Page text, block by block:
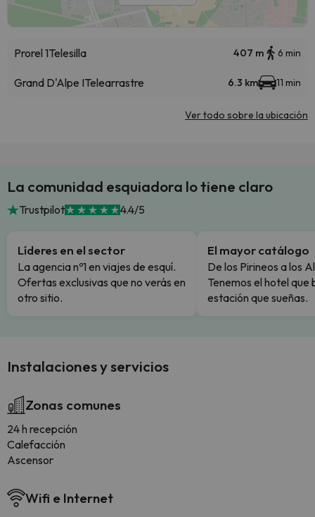
Prorel 1Telesilla 407 m 6 min
Grand D'Alpe ITelearrastre 6.3 km 11 min
Ver todo sobre la ubicación
La comunidad esquiadora lo tiene claro
Trustpilot 4.4/5
Líderes en el sector
La agencia nº1 en viajes de esquí.
Ofertas exclusivas que no verás en
otro sitio.
El mayor catálogo
De los Pirineos a los
Tenemos el hotel que
estación que sueñas.
Instalaciones y servicios
Zonas comunes
24 h recepción
Calefacción
Ascensor
Wifi e Internet